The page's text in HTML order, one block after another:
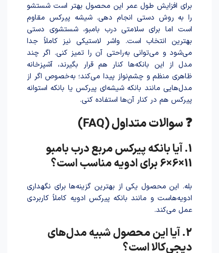
برای افزایش طول عمر این محصول بهتر است شستشو
را به روش دستی انجام دهی. شیشه پیرکس مقاوم
است اما برای سلامتی درب بامبو، شستشوی دستی
بهترین انتخاب است. واشر لاستیکی نیز کاملاً جدا
می‌شود و می‌توانی به‌راحتی آن را تمیز کنی. اگر چند
مدل از این بانکه‌ها کنار هم قرار بگیرند، آشپزخانه
ظاهری منظم و چشم‌نواز پیدا می‌کند؛ به‌خصوص اگر از
مدل‌هایی مانند بانکه شیشه‌ای پیرکس یا بانکه استوانه
پیرکس هم در کنار آن‌ها استفاده کنی.
❓ سوالات متداول (FAQ)
1. آیا بانکه پیرکس مربع درب بامبو
11×6×6 برای ادویه مناسب است؟
بله. این محصول یکی از بهترین گزینه‌ها برای نگهداری
ادویه‌هاست و مانند بانکه پیرکس ادویه کاملاً کاربردی
عمل می‌کند.
2. آیا این محصول شبیه مدل‌های
دیجی‌کالا است؟